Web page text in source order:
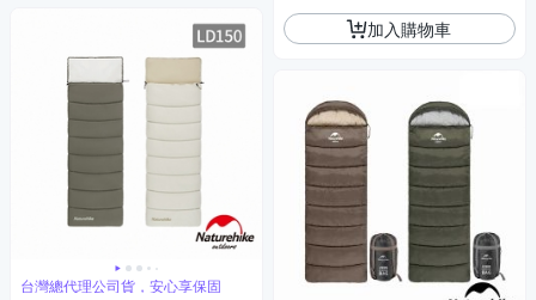
台灣總代理公司貨，安心享保固
加入購物車